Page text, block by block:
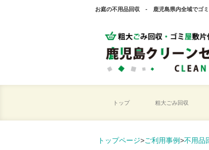
お庭の不用品回収 - 鹿児島県内全域でゴミ
トップ 粗大ごみ回収
トップページ>ご利用事例>不用品